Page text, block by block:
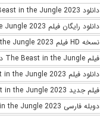
دانلود The Beast in the Jungle 2023
دانلود رایگان فیلم The Beast in the Jungle 2023
نسخه HD فیلم The Beast in the Jungle 2023
فیلم The Beast in the Jungle دوبله فارسی
دانلود فیلم The Beast in the Jungle 2023 لینک مستقیم
فیلم جدید The Beast in the Jungle 2023
دوبله فارسی The Beast in the Jungle 2023